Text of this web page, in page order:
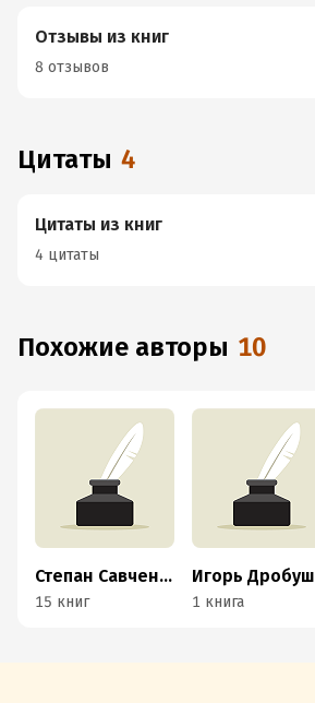
Отзывы из книг
8 отзывов
Цитаты 4
Цитаты из книг
4 цитаты
Похожие авторы 10
Степан Савченко
15 книг
Игорь Дробуш
1 книга